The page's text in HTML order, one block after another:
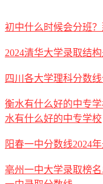
初中什么时候会分班
2024清华大学录取结
四川各大学理科分数
衡水有什么好的中专
水有什么好的中专学校
阳春一中分数线2024
亳州一中大学录取榜